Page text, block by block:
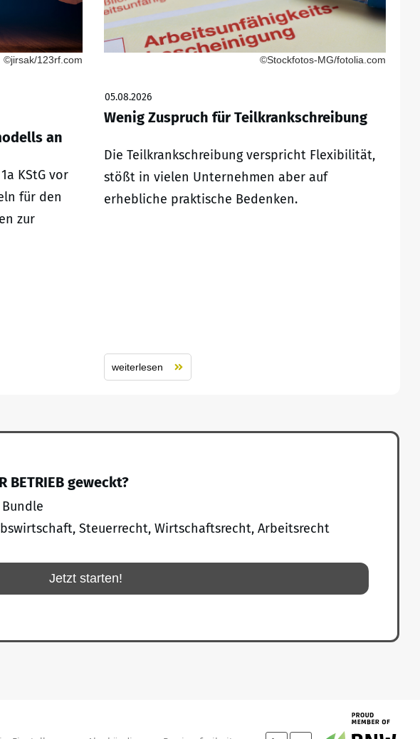
©jirsak/123rf.com
an
KStG vor
für den
zur
©Stockfotos-MG/fotolia.com
05.08.2026
Wenig Zuspruch für Teilkrankschreibung
Die Teilkrankschreibung verspricht Flexibilität,
stößt in vielen Unternehmen aber auf
erhebliche praktische Bedenken.
weiterlesen
BETRIEB geweckt?
Bundle
Steuerrecht, Wirtschaftsrecht, Arbeitsrecht
Jetzt starten!